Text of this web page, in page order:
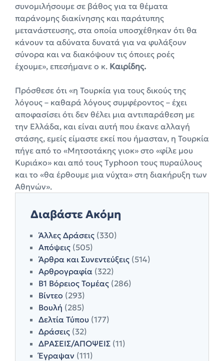
συνομιλήσουμε σε βάθος για τα θέματα
παράνομης διακίνησης και παράτυπης
μετανάστευσης, στα οποία υποσχέθηκαν ότι θα
κάνουν τα αδύνατα δυνατά για να φυλάξουν
σύνορα και να διακόψουν τις όποιες ροές
έχουμε», επεσήμανε ο κ. Καιρίδης.
Πρόσθεσε ότι «η Τουρκία για τους δικούς της
λόγους – καθαρά λόγους συμφέροντος – έχει
αποφασίσει ότι δεν θέλει μια αντιπαράθεση με
την Ελλάδα, και είναι αυτή που έκανε αλλαγή
στάσης, εμείς είμαστε εκεί που ήμασταν, η Τουρκία
πήγε από το «Μητσοτάκης γιοκ» στο «φίλε μου
Κυριάκο» και από τους Typhoon τους πυραύλους
και το «θα έρθουμε μια νύχτα» στη διακήρυξη των
Αθηνών».
Διαβάστε Ακόμη
Άλλες Δράσεις (330)
Απόψεις (505)
Άρθρα και Συνεντεύξεις (514)
Αρθρογραφία (322)
Β1 Βόρειος Τομέας (286)
Βίντεο (293)
Βουλή (285)
Δελτία Τύπου (177)
Δράσεις (32)
ΔΡΑΣΕΙΣ/ΑΠΟΨΕΙΣ (11)
Έγραψαν (111)